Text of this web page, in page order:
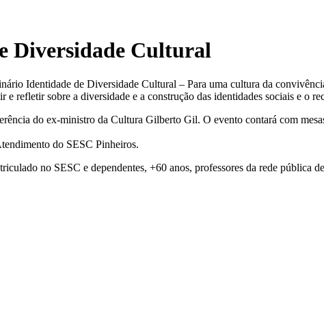
Diversidade Cultural
Identidade de Diversidade Cultural – Para uma cultura da
refletir sobre a diversidade e a construção das identidades sociais e o
do ex-ministro da Cultura Gilberto Gil. O evento contará com
do SESC Pinheiros.
no SESC e dependentes, +60 anos, professores da rede pública